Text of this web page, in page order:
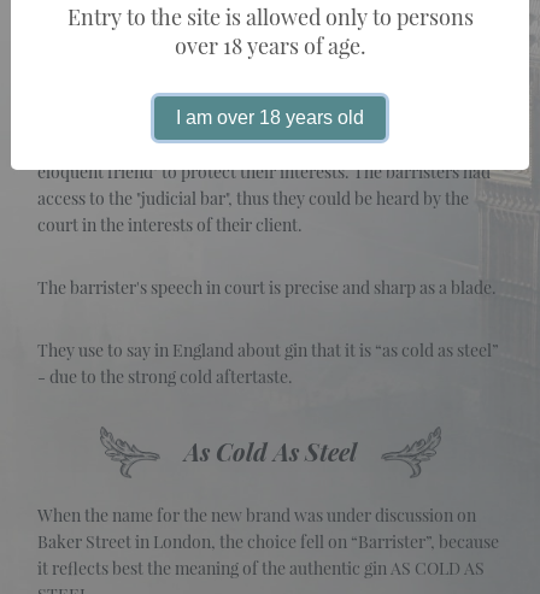
The word "barrister" derivates from the English word “bar”, it
is the barrier that separates the judge from the defendant.
This is the highest rank of lawyer in Britain. Since the XV
century, the prisoners could instruct "an educated and
eloquent friend" to protect their interests. The barristers had
access to the "judicial bar", thus they could be heard by the
court in the interests of their client.
The barrister's speech in court is precise and sharp as a blade.
They use to say in England about gin that it is “as cold as steel”
- due to the strong cold aftertaste.
As Cold As Steel
When the name for the new brand was under discussion on
Baker Street in London, the choice fell on “Barrister”, because
it reflects best the meaning of the authentic gin AS COLD AS
Entry to the site is allowed only to persons
over 18 years of age.
I am over 18 years old